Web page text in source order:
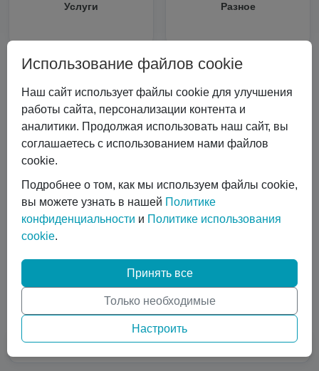
Услуги Разное
Статьи и новости
Все статьи
Все статьи
#Криоцилиндры
#Технические характеристики
#Вертикальные криоцилиндры
#Эксплуатация криоцилиндра
#Экономика и выбор
#Сравнение технологий
#Газовый лазер
#Горизонтальные криоцилиндры
#Ремонт и обслуживание
#Транспортировка жидких газов
#Газовые баллоны
#Вентиль выдачи жидкости
#Обслуживание DPW 650
Показать все
Использование файлов cookie
Наш сайт использует файлы cookie для улучшения
работы сайта, персонализации контента и
аналитики. Продолжая использовать наш сайт, вы
соглашаетесь с использованием нами файлов
cookie.
Подробнее о том, как мы используем файлы cookie,
вы можете узнать в нашей Политике
конфиденциальности и Политике использования
cookie.
Принять все
Только необходимые
Настроить